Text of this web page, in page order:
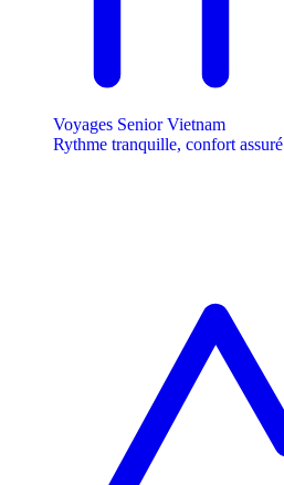
Voyages Senior Vietnam
Rythme tranquille, confort assuré